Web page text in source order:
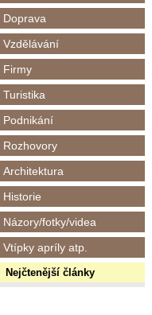
Doprava
Vzdělávání
Firmy
Turistika
Podnikání
Rozhovory
Architektura
Historie
Názory/fotky/videa
Vtípky apríly atp.
Nejčtenější články